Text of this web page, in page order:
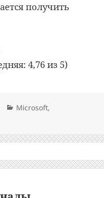
получить
4,76 из 5)
Рубрики
Microsoft,